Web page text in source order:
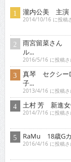
瀧内公美 主演
2014/10/16 に投稿
雨宮留菜さん
ル...
2016/5/16 に投稿さ
真琴 セクシー
子...
2013/4/16 に投稿さ
土村 芳 新進女
2014/7/16 に投稿さ
RaMu 18歳G
2016/4/16 に投稿さ